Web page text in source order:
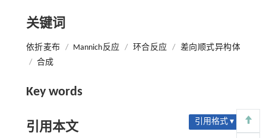
关键词
依折麦布 / Mannich反应 / 环合反应 / 差向顺式异构体
/ 合成
Key words
引用本文 引用格式 ▾